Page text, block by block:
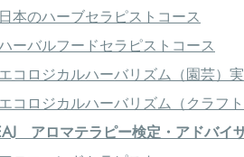
本のハーブセラピストコース
ーバルフードセラピストコース
コロジカルハーバリズム（園芸）
コロジカルハーバリズム（クラフ
アロマテラピー検定・アドバイ